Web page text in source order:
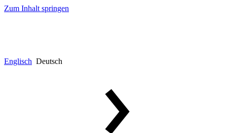
Zum Inhalt springen
Englisch Deutsch